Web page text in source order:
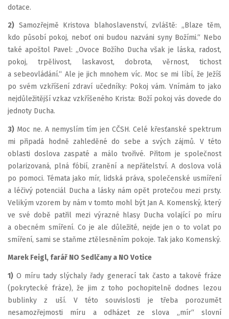
dotace.
2) Samozřejmě Kristova blahoslavenství, zvláště: „Blaze těm,
kdo působí pokoj, neboť oni budou nazváni syny Božími.“ Nebo
také apoštol Pavel: „Ovoce Božího Ducha však je láska, radost,
pokoj, trpělivost, laskavost, dobrota, věrnost, tichost
a sebeovládání.“ Ale je jich mnohem víc. Moc se mi líbí, že Ježíš
po svém vzkříšení zdraví učedníky: Pokoj vám. Vnímám to jako
nejdůležitější vzkaz vzkříšeného Krista: Boží pokoj vás dovede do
jednoty Ducha.
3) Moc ne. A nemyslím tím jen CČSH. Celé křesťanské spektrum
mi připadá hodně zahleděné do sebe a svých zájmů. V této
oblasti doslova zaspaté a málo tvořivé. Přitom je společnost
polarizovaná, plná fóbií, zranění a nepřátelství. A doslova volá
po pomoci. Témata jako mír, lidská práva, společenské usmíření
a léčivý potenciál Ducha a lásky nám opět protečou mezi prsty.
Velikým vzorem by nám v tomto mohl být Jan A. Komenský, který
ve své době patřil mezi výrazné hlasy Ducha volající po míru
a obecném smíření. Co je ale důležité, nejde jen o to volat po
smíření, sami se staňme ztělesněním pokoje. Tak jako Komenský.
Marek Feigl, farář NO Sedlčany a NO Votice
1) O míru tady slýchaly řady generací tak často a takové fráze
(pokrytecké fráze), že jim z toho pochopitelně dodnes lezou
bublinky z uší. V této souvislosti je třeba porozumět
nesamozřejmosti míru a odházet ze slova „mír“ slovní